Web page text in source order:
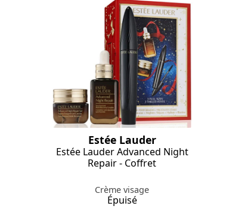
Estée Lauder
Estée Lauder Advanced Night
Repair - Coffret
Crème visage
Épuisé